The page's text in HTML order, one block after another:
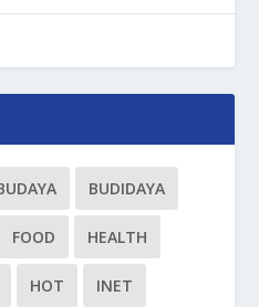
BUDIDAYA
FOOD HEALTH
HOT INET